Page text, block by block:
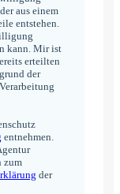
aus einem
entstehen.
kann. Mir ist
erteilten
der
entnehmen.
zum
der